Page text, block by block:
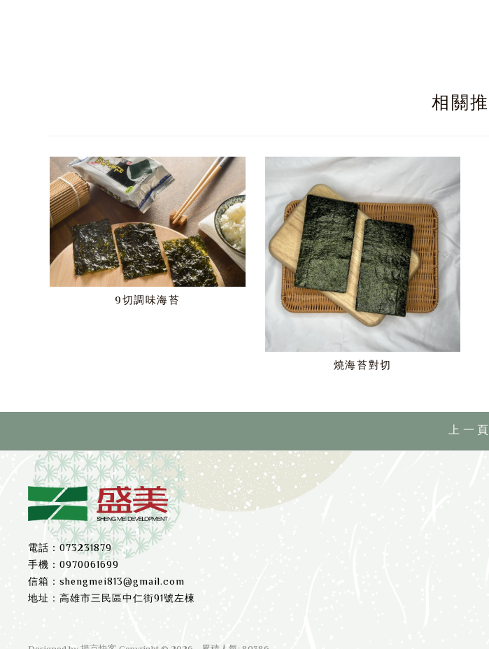
9切調味海苔
燒海苔對切
上一頁
073231879
0970061699
shengmei813@gmail.com
高雄市三民區中仁街91號左棟